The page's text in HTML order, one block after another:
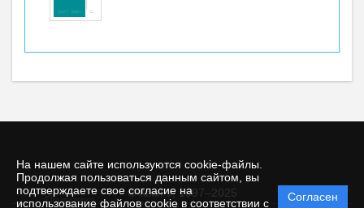
На нашем сайте используются cookie-файлы.
Продолжая пользоваться данным сайтом, вы
подтверждаете свое согласие на
использование файлов cookie в соответствии с
Согласен
© КемГУ, 1997–2025
Политика